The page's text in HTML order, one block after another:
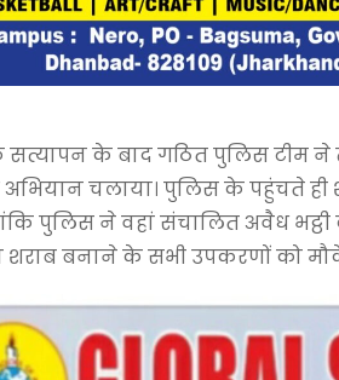
के बाद गठित पुलिस टीम ने
अभियान चलाया। पुलिस के पहुंचते
पुलिस ने वहां संचालित अवैध भट्ठी
शराब बनाने के सभी उपकरणों को